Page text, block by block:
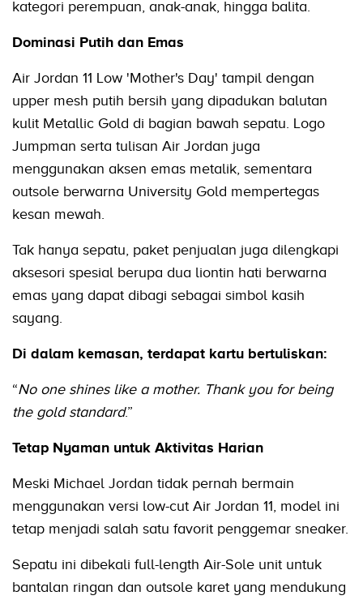
kategori perempuan, anak-anak, hingga balita.
Dominasi Putih dan Emas
Air Jordan 11 Low 'Mother's Day' tampil dengan
upper mesh putih bersih yang dipadukan balutan
kulit Metallic Gold di bagian bawah sepatu. Logo
Jumpman serta tulisan Air Jordan juga
menggunakan aksen emas metalik, sementara
outsole berwarna University Gold mempertegas
kesan mewah.
Tak hanya sepatu, paket penjualan juga dilengkapi
aksesori spesial berupa dua liontin hati berwarna
emas yang dapat dibagi sebagai simbol kasih
sayang.
Di dalam kemasan, terdapat kartu bertuliskan:
“No one shines like a mother. Thank you for being
the gold standard.”
Tetap Nyaman untuk Aktivitas Harian
Meski Michael Jordan tidak pernah bermain
menggunakan versi low-cut Air Jordan 11, model ini
tetap menjadi salah satu favorit penggemar sneaker.
Sepatu ini dibekali full-length Air-Sole unit untuk
bantalan ringan dan outsole karet yang mendukung